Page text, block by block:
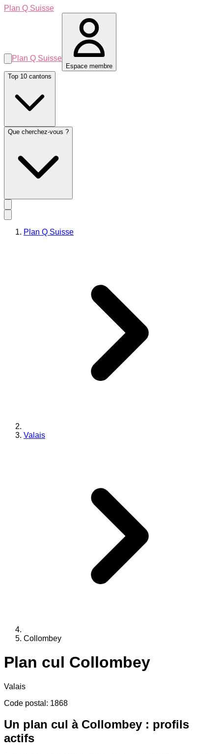
Plan Q Suisse
Plan Q Suisse
Espace membre
Top 10 cantons
Que cherchez-vous ?
Plan Q Suisse
Valais
Collombey
Plan cul Collombey
Valais
Code postal : 1868
Un plan cul à Collombey : profils
actifs